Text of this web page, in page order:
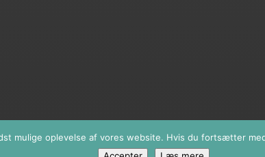
mulige oplevelse af vores website. Hvis du fortsætter